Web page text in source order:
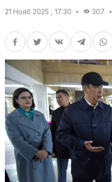
21 Нояб 2025 , 17:30 307